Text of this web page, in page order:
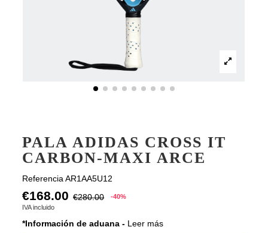
PALA ADIDAS CROSS IT
CARBON-MAXI ARCE
Referencia AR1AA5U12
€168.00 €280.00
-40%
IVA incluido
*Información de aduana - Leer más